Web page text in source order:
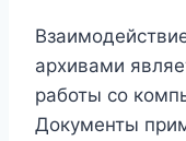
архивами
работы со
Документы